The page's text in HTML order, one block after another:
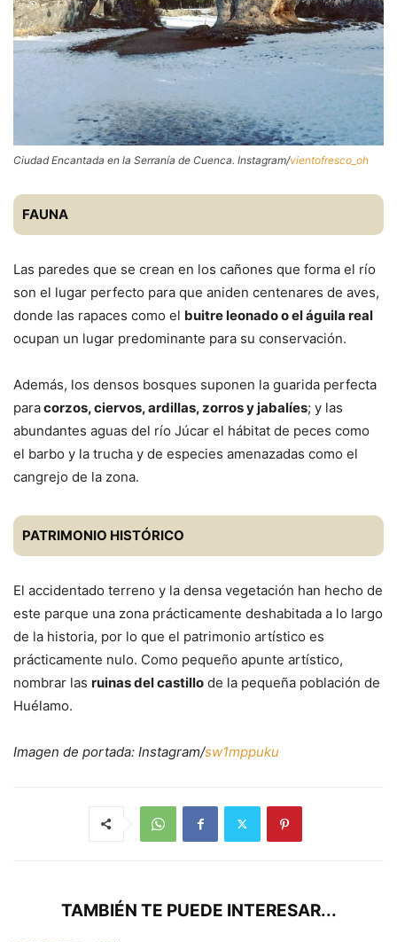
Ciudad Encantada en la Serranía de Cuenca. Instagram/vientofresco_oh
FAUNA
Las paredes que se crean en los cañones que forma el río
son el lugar perfecto para que aniden centenares de aves,
donde las rapaces como el buitre leonado o el águila real
ocupan un lugar predominante para su conservación.
Además, los densos bosques suponen la guarida perfecta
paracorzos, ciervos, ardillas, zorros y jabalíes; y las
abundantes aguas del río Júcar el hábitat de peces como
el barbo y la trucha y de especies amenazadas como el
cangrejo de la zona.
PATRIMONIO HISTÓRICO
El accidentado terreno y la densa vegetación han hecho de
este parque una zona prácticamente deshabitada a lo largo
de la historia, por lo que el patrimonio artístico es
prácticamente nulo. Como pequeño apunte artístico,
nombrar las ruinas del castillo de la pequeña población de
Huélamo.
Imagen de portada: Instagram/sw1mppuku
TAMBIÉN TE PUEDE INTERESAR...